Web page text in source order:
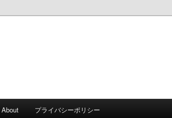
About プライバシーポリシー